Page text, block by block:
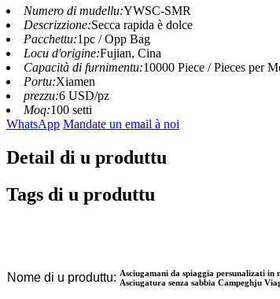
Numero di mudellu:YWSC-SMR
Descrizzione:Secca rapida è dolce
Pacchettu:1pc / Opp Bag
Locu d'origine:Fujian, Cina
Capacità di furnimentu:10000 Piece / Pieces per
Portu:Xiamen
prezzu:6 USD/pz
Moq:100 setti
WhatsApp Mandate un email à noi
Detail di u produttu
Tags di u produttu
Nome di u produttu: Asciugamani da spiaggia persunalizati
Asciugatura senza sabbia Campeghju